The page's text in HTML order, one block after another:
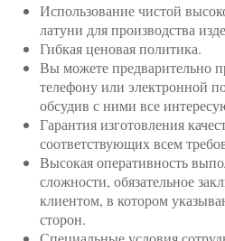
Использование чистой
латуни для производства
Гибкая ценовая политика.
Вы можете предварительно
телефону или электронной
обсудив с ними все
Гарантия изготовления
соответствующих всем
Высокая оперативность
сложности, обязательное
клиентом, в котором
сторон.